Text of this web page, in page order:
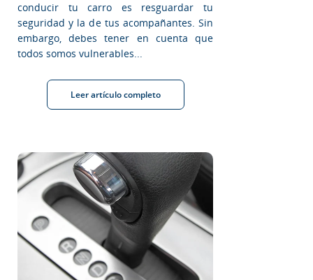
conducir tu carro es resguardar tu
seguridad y la de tus acompañantes. Sin
embargo, debes tener en cuenta que
todos somos vulnerables...
Leer artículo completo